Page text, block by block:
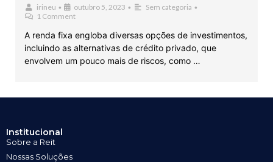
irineu • outubro 5, 2023 • Sem categoria •
1 Comment
A renda fixa engloba diversas opções de investimentos,
incluindo as alternativas de crédito privado, que
envolvem um pouco mais de riscos, como …
Institucional
Sobre a Reit
Nossas Soluções